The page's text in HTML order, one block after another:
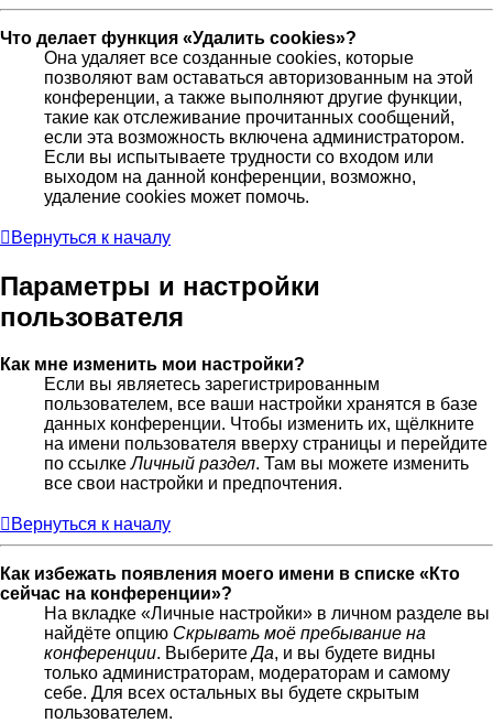
Что делает функция «Удалить cookies»?
Она удаляет все созданные cookies, которые
позволяют вам оставаться авторизованным на этой
конференции, а также выполняют другие функции,
такие как отслеживание прочитанных сообщений,
если эта возможность включена администратором.
Если вы испытываете трудности со входом или
выходом на данной конференции, возможно,
удаление cookies может помочь.
Вернуться к началу
Параметры и настройки
пользователя
Как мне изменить мои настройки?
Если вы являетесь зарегистрированным
пользователем, все ваши настройки хранятся в базе
данных конференции. Чтобы изменить их, щёлкните
на имени пользователя вверху страницы и перейдите
по ссылкеЛичный раздел. Там вы можете изменить
все свои настройки и предпочтения.
Вернуться к началу
Как избежать появления моего имени в списке «Кто
сейчас на конференции»?
На вкладке «Личные настройки» в личном разделе вы
найдёте опцию Скрывать моё пребывание на
конференции. ВыберитеДа, и вы будете видны
только администраторам, модераторам и самому
себе. Для всех остальных вы будете скрытым
пользователем.